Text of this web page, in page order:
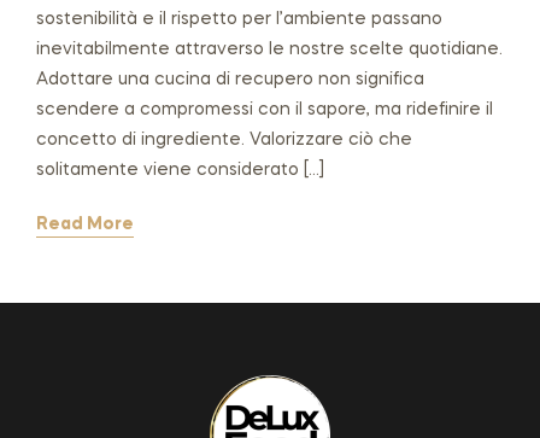
sostenibilità e il rispetto per l’ambiente passano
inevitabilmente attraverso le nostre scelte quotidiane.
Adottare una cucina di recupero non significa
scendere a compromessi con il sapore, ma ridefinire il
concetto di ingrediente. Valorizzare ciò che
solitamente viene considerato […]
Read More